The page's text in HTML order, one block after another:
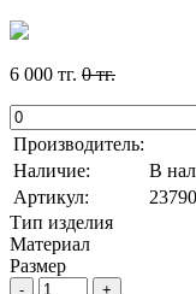
6 000 тг. 0тг.
Производитель:
Наличие:
В
Артикул:
Тип изделия
Материал
Размер